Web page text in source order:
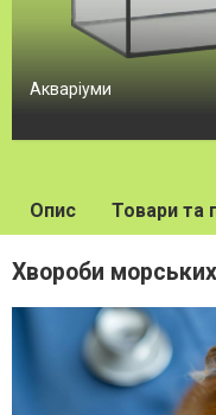
Акваріуми
Опис Товари та
Хвороби